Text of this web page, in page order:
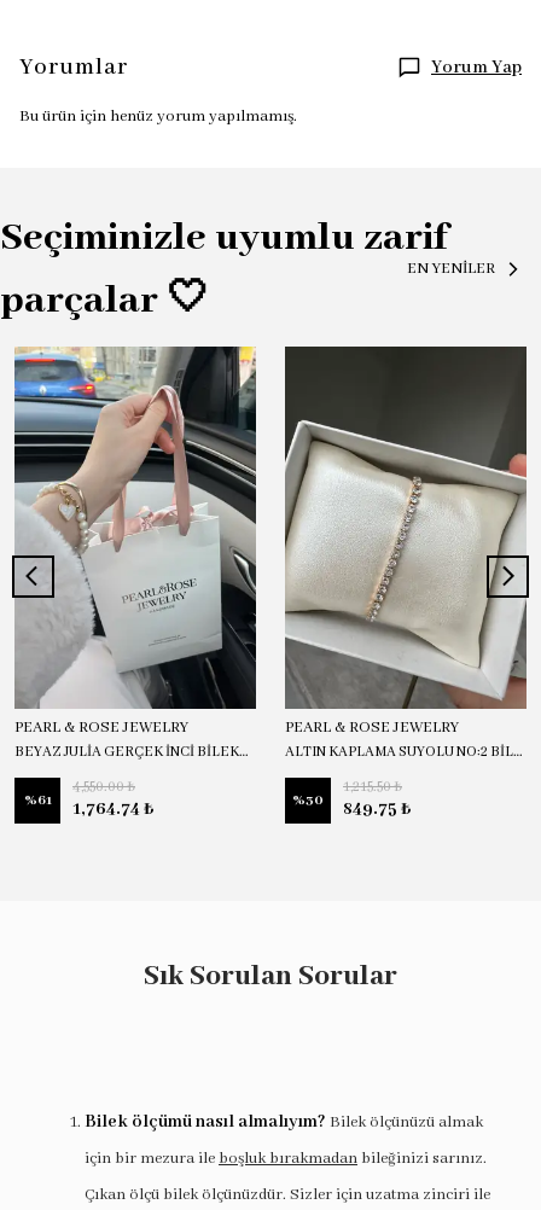
Yorumlar Yorum Yap
Bu ürün için henüz yorum yapılmamış.
Seçiminizle uyumlu zarif
parçalar 🤍
EN YENİLER
PEARL & ROSE JEWELRY
BEYAZ JULİA GERÇEK İNCİ BİLEKLİK
%61
4,550.00 ₺
1,764.74 ₺
PEARL & ROSE JEWELRY
ALTIN KAPLAMA SUYOLU NO:2 BİLEKLİK
%30
1,215.50 ₺
849.75 ₺
Sık Sorulan Sorular
Bilek ölçümü nasıl almalıyım? Bilek ölçünüzü almak
için bir mezura ile boşluk bırakmadan bileğinizi sarınız.
Çıkan ölçü bilek ölçünüzdür. Sizler için uzatma zinciri ile